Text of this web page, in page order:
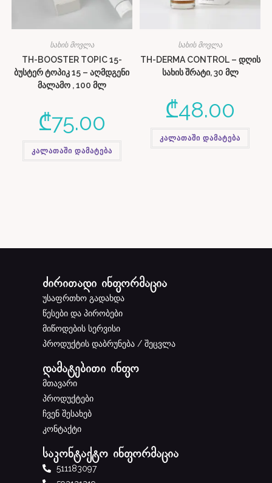
სახის მოვლა
TH-BOOSTER TOPIC 15-
ბუსტერ ტოპიკ 15 – აღმდგენი
მალამო , 100 მლ
₾75.00
კალათაში დამატება
სახის მოვლა
TH-DERMA CONTROL – დღის
სახის შრატი, 30 მლ
₾48.00
კალათაში დამატება
ძირითადი ინფორმაცია
უსაფრთხო გადახდა
წესები და პირობები
მიწოდების სერვისი
პროდუქტის დაბრუნება / შეცვლა
დამატებითი ინფო
მთავარი
პროდუქტები
ჩვენ შესახებ
კონტაქტი
საკონტაქტო ინფორმაცია
511183097